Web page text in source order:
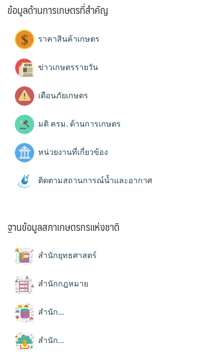
ข้อมูลด้านการเกษตรที่สำคัญ
ราคาสินค้าเกษตร
ข่าวเกษตรรายวัน
เตือนภัยเกษตร
มติ ครม. ด้านการเกษตร
หน่วยงานที่เกี่ยวข้อง
ติดตามสถานการณ์น้ำและอากาศ
ฐานข้อมูลสภาเกษตรกรแห่งชาติ
สำนักยุทธศาสตร์
สำนักกฎหมาย
สำนัก...
สำนัก...